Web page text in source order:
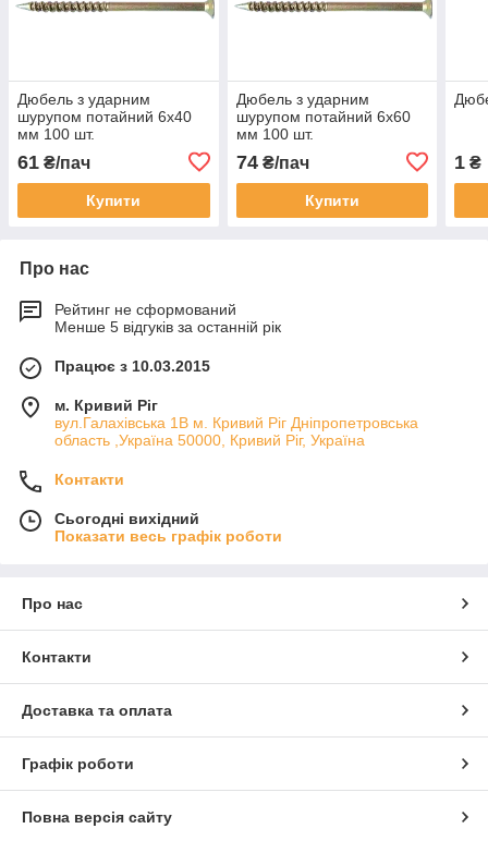
Дюбель з ударним
шурупом потайний 6х40
мм 100 шт.
61 ₴/пач
Купити
Дюбель з ударним
шурупом потайний 6х60
мм 100 шт.
74₴/пач
Купити
1 ₴
Про нас
Рейтинг не сформований
Менше 5 відгуків за останній рік
Працює з 10.03.2015
м. Кривий Ріг
вул.Галахівська 1В м. Кривий Ріг Дніпропетровська
область ,Україна 50000, Кривий Ріг, Україна
Контакти
Сьогодні вихідний
Показати весь графік роботи
Про нас
Контакти
Доставка та оплата
Графік роботи
Повна версія сайту